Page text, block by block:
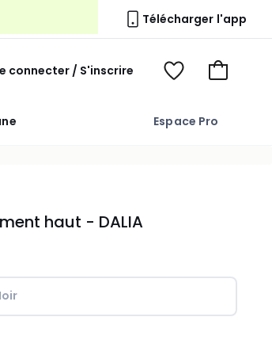
Télécharger l'app
Espace Pro
connecter / S'inscrire
Voir
Voir
haut - DALIA